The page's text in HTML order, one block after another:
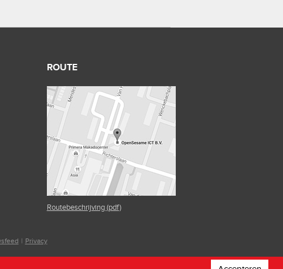
ROUTE
Routebeschrijving (pdf)
| Privacy